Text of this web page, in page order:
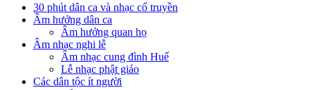
30 phút dân ca và nhạc cổ truyền
Âm hưởng dân ca
Âm hưởng quan họ
Âm nhạc nghi lễ
Âm nhạc cung đình Huế
Lễ nhạc phật giáo
Các dân tộc ít người